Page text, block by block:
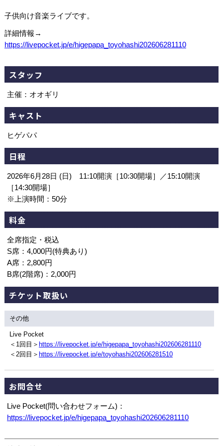
子供向け音楽ライブです。
詳細情報→
https://livepocket.jp/e/higepapa_toyohashi202606281110
スタッフ
主催：オオギリ
キャスト
ヒゲパパ
日程
2026年6月28日 (日) 11:10開演［10:30開場］／15:10開演
［14:30開場］
※上演時間：50分
料金
全席指定・税込
S席：4,000円(特典あり)
A席：2,800円
B席(2階席)：2,000円
チケット取扱い
その他
Live Pocket
＜1回目＞ https://livepocket.jp/e/higepapa_toyohashi202606281110
＜2回目＞ https://livepocket.jp/e/toyohashi202606281510
お問合せ
Live Pocket(問い合わせフォーム)：
https://livepocket.jp/e/higepapa_toyohashi202606281110